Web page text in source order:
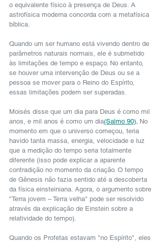
o equivalente físico à presença de Deus. A
astrofísica moderna concorda com a metafísica
bíblica.
Quando um ser humano está vivendo dentro de
parâmetros naturais normais, ele é submetido
às limitações de tempo e espaço. No entanto,
se houver uma intervenção de Deus ou se a
pessoa se mover para o Reino do Espírito,
essas limitações podem ser superadas.
Moisés disse que um dia para Deus é como mil
anos, e mil anos é como um dia(Salmo 90). No
momento em que o universo começou, teria
havido tanta massa, energia, velocidade e luz
que a medição do tempo seria totalmente
diferente (isso pode explicar a aparente
contradição no momento da criação. O tempo
de Gênesis não fazia sentido até a descoberta
da física einsteiniana. Agora, o argumento sobre
"Terra jovem – Terra velha" pode ser resolvido
através da explicação de Einstein sobre a
relatividade do tempo).
Quando os Profetas estavam "no Espírito", eles